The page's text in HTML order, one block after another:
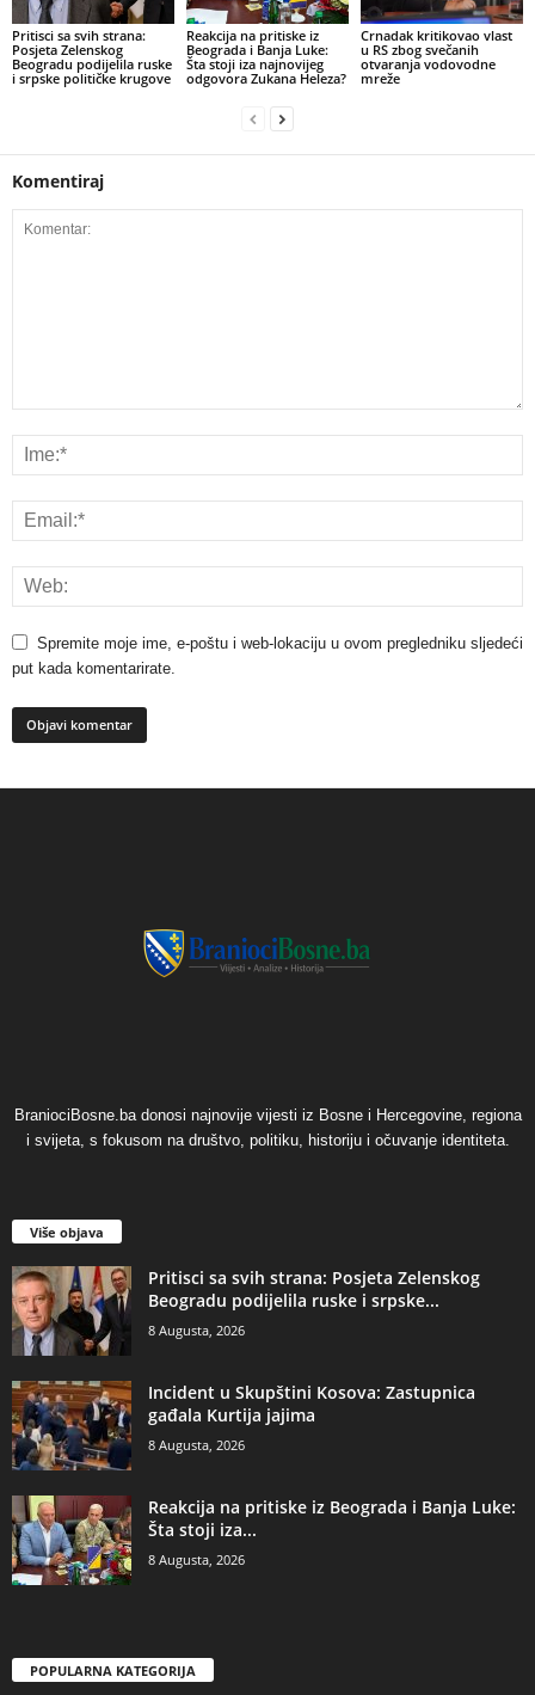
​Pritisci sa svih strana:
Posjeta Zelenskog
Beogradu podijelila ruske
i srpske političke krugove
Reakcija na pritiske iz
Beograda i Banja Luke:
Šta stoji iza najnovijeg
odgovora Zukana Heleza?
​Crnadak kritikovao vlast
u RS zbog svečanih
otvaranja vodovodne
mreže
Komentiraj
Spremite moje ime, e-poštu i web-lokaciju u ovom pregledniku sljedeći
put kada komentarirate.
BraniociBosne.ba donosi najnovije vijesti iz Bosne i Hercegovine, regiona
i svijeta, s fokusom na društvo, politiku, historiju i očuvanje identiteta.
Više objava
​Pritisci sa svih strana: Posjeta Zelenskog
Beogradu podijelila ruske i srpske...
8 Augusta, 2026
Incident u Skupštini Kosova: Zastupnica
gađala Kurtija jajima
8 Augusta, 2026
Reakcija na pritiske iz Beograda i Banja Luke:
Šta stoji iza...
8 Augusta, 2026
POPULARNA KATEGORIJA